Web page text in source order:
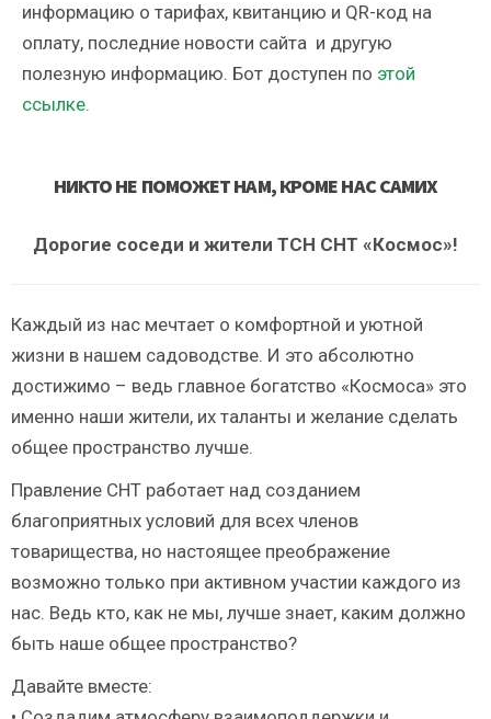
информацию о тарифах, квитанцию и QR-код на
оплату, последние новости сайта и другую
полезную информацию. Бот доступен по этой
ссылке.
НИКТО НЕ ПОМОЖЕТ НАМ, КРОМЕ НАС САМИХ
Дорогие соседи и жители ТСН СНТ «Космос»!
Каждый из нас мечтает о комфортной и уютной
жизни в нашем садоводстве. И это абсолютно
достижимо – ведь главное богатство «Космоса» это
именно наши жители, их таланты и желание сделать
общее пространство лучше.
Правление СНТ работает над созданием
благоприятных условий для всех членов
товарищества, но настоящее преображение
возможно только при активном участии каждого из
нас. Ведь кто, как не мы, лучше знает, каким должно
быть наше общее пространство?
Давайте вместе: